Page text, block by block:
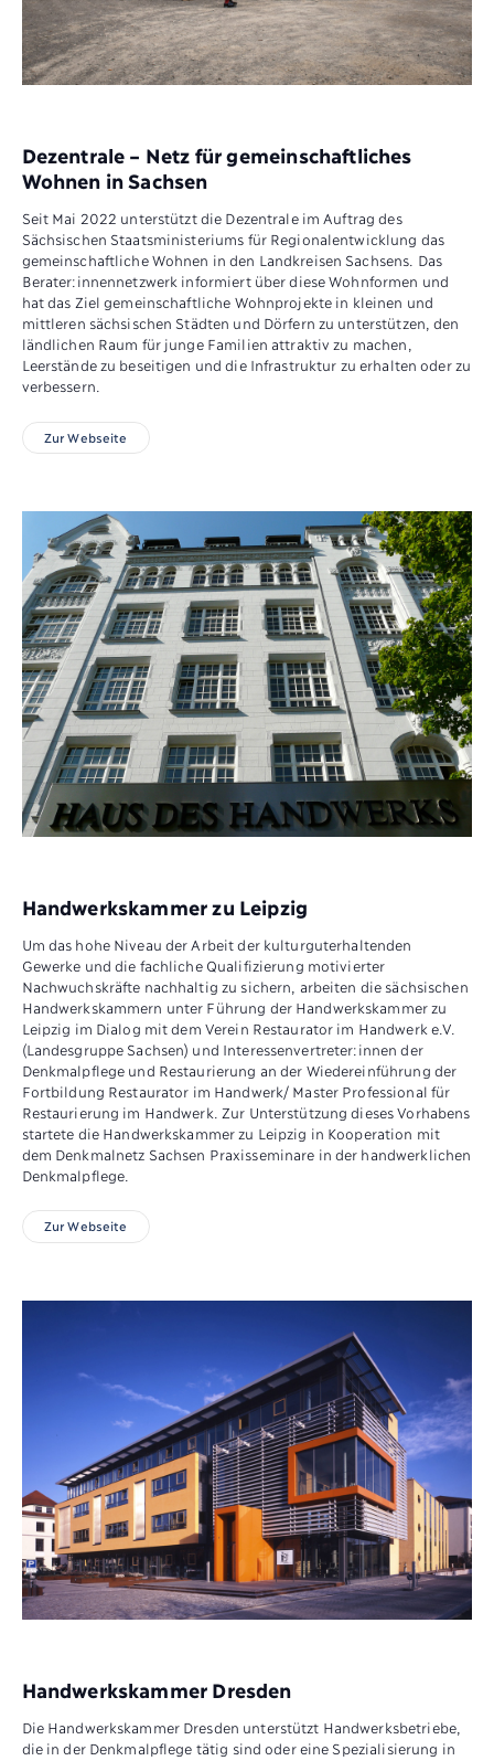
Dezentrale – Netz für gemeinschaftliches
Wohnen in Sachsen
Seit Mai 2022 unterstützt die Dezentrale im Auftrag des
Sächsischen Staatsministeriums für Regionalentwicklung das
gemeinschaftliche Wohnen in den Landkreisen Sachsens. Das
Berater:innennetzwerk informiert über diese Wohnformen und
hat das Ziel gemeinschaftliche Wohnprojekte in kleinen und
mittleren sächsischen Städten und Dörfern zu unterstützen, den
ländlichen Raum für junge Familien attraktiv zu machen,
Leerstände zu beseitigen und die Infrastruktur zu erhalten oder zu
verbessern.
Zur Webseite
Handwerkskammer zu Leipzig
Um das hohe Niveau der Arbeit der kulturguterhaltenden
Gewerke und die fachliche Qualifizierung motivierter
Nachwuchskräfte nachhaltig zu sichern, arbeiten die sächsischen
Handwerkskammern unter Führung der Handwerkskammer zu
Leipzig im Dialog mit dem Verein Restaurator im Handwerk e.V.
(Landesgruppe Sachsen) und Interessenvertreter:innen der
Denkmalpflege und Restaurierung an der Wiedereinführung der
Fortbildung Restaurator im Handwerk/ Master Professional für
Restaurierung im Handwerk. Zur Unterstützung dieses Vorhabens
startete die Handwerkskammer zu Leipzig in Kooperation mit
dem Denkmalnetz Sachsen Praxisseminare in der handwerklichen
Denkmalpflege.
Zur Webseite
Handwerkskammer Dresden
Die Handwerkskammer Dresden unterstützt Handwerksbetriebe,
die in der Denkmalpflege tätig sind oder eine Spezialisierung in